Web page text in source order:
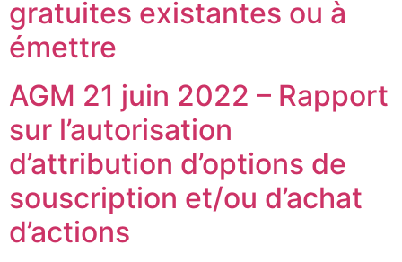
gratuites existantes ou à
émettre
AGM 21 juin 2022 – Rapport
sur l’autorisation
d’attribution d’options de
souscription et/ou d’achat
d’actions